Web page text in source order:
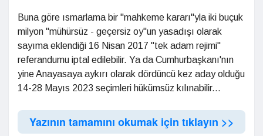
Buna göre ısmarlama bir "mahkeme kararı"yla iki buçuk
milyon "mühürsüz - geçersiz oy"un yasadışı olarak
sayıma eklendiği 16 Nisan 2017 "tek adam rejimi"
referandumu iptal edilebilir. Ya da Cumhurbaşkanı'nın
yine Anayasaya aykırı olarak dördüncü kez aday olduğu
14-28 Mayıs 2023 seçimleri hükümsüz kılınabilir...
Yazının tamamını okumak için tıklayın >>